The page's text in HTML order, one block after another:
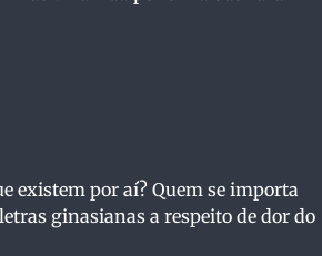
existem por aí? Quem se importa
ginasianas a respeito de dor do